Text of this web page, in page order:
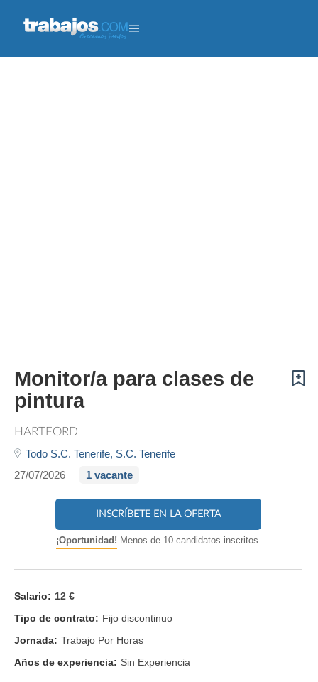
Monitor/a para clases de
pintura
HARTFORD
Todo S.C. Tenerife, S.C. Tenerife
27/07/2026
1 vacante
INSCRÍBETE EN LA OFERTA
¡Oportunidad! Menos de 10 candidatos inscritos.
Salario: 12 €
Tipo de contrato: Fijo discontinuo
Jornada: Trabajo Por Horas
Años de experiencia: Sin Experiencia